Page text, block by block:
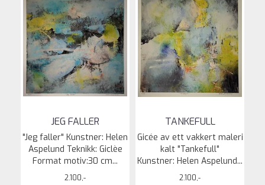
JEG FALLER
"Jeg faller" Kunstner: Helen
Aspelund Teknikk: Giclèe
Format motiv:30 cm...
2.100,-
TANKEFULL
Gicée av ett vakkert maleri
kalt "Tankefull"
Kunstner: Helen Aspelund...
2.100,-